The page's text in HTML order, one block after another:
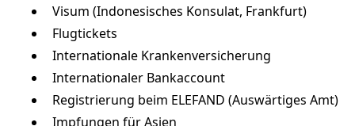
Visum (Indonesisches Konsulat, Frankfurt)
Flugtickets
Internationale Krankenversicherung
Internationaler Bankaccount
Registrierung beim ELEFAND (Auswärtiges Amt)
Impfungen für Asien